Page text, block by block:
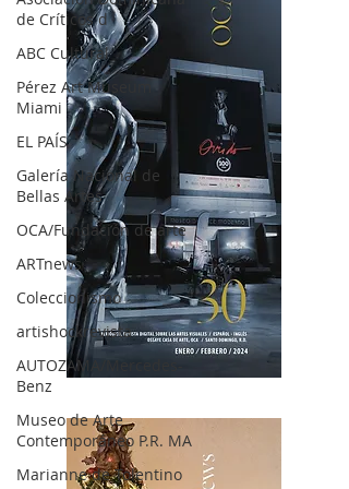
de Críticos d
ABC Cultural
Pérez Art Museum
Miami
EL PAÍS
Galería Nacional de
Bellas Artes
OCA/Fundación de arte
ARTnews
Coleccionismo
artishockrevista
AUTOZAMA/Mercedes-
Benz
Museo de Arte
Contemporáneo P.R. MA
Marianne de Tolentino